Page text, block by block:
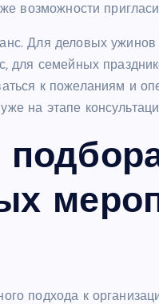
возможности
Для деловых ужинов
для семейных
к пожеланиям и
на этапе
подхода к